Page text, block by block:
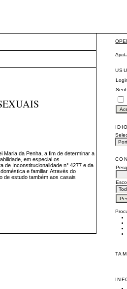
Maria da Penha, a fim de determinar a
em especial os
de Inconstitucionalidade n° 4277 e da
e familiar. Através do
de estudo também aos casais